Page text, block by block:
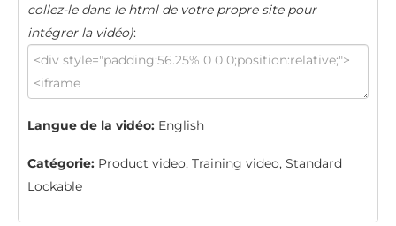
collez-le dans le html de votre propre site pour
intégrer la vidéo):
Langue de la vidéo: English
Catégorie: Product video, Training video, Standard
Lockable